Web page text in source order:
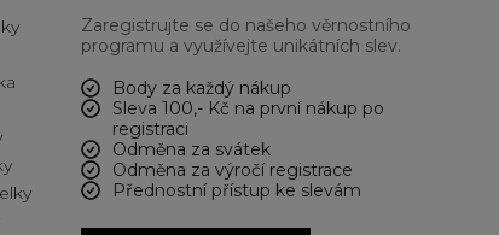
Zaregistrujte se do našeho věrnostního
programu a využívejte unikátních slev.
Body za každý nákup
Sleva 100,- Kč na první nákup po
registraci
Odměna za svátek
Odměna za výročí registrace
Přednostní přístup ke slevám